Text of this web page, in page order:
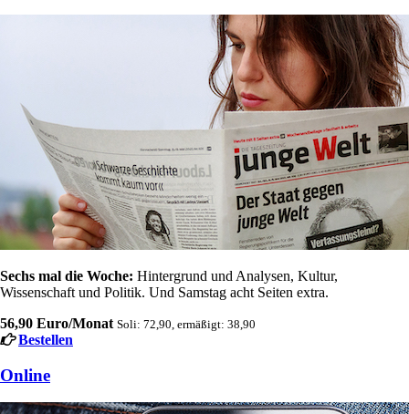
Sechs mal die Woche: Hintergrund und Analysen, Kultur,
Wissenschaft und Politik. Und Samstag acht Seiten extra.
56,90 Euro/Monat Soli: 72,90, ermäßigt: 38,90
Bestellen
Online